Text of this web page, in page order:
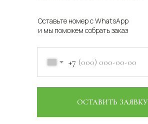
Оставьте номер с WhatsApp
и мы поможем собрать заказ
+7
ОСТАВИТЬ ЗАЯВКУ